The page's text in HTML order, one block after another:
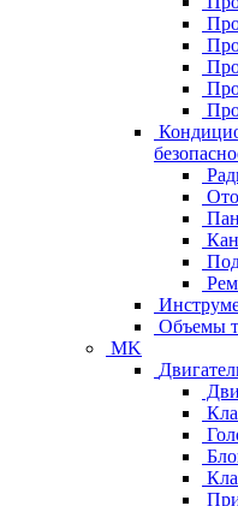
Объемы
MK